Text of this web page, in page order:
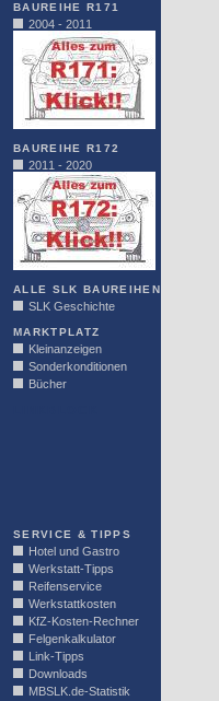
BAUREIHE R171
2004 - 2011
BAUREIHE R172
2011 - 2020
ALLE SLK BAUREIHEN
SLK Geschichte
MARKTPLATZ
Kleinanzeigen
Sonderkonditionen
Bücher
SERVICE & TIPPS
Hotel und Gastro
Werkstatt-Tipps
Reifenservice
Werkstattkosten
KfZ-Kosten-Rechner
Felgenkalkulator
Link-Tipps
Downloads
MBSLK.de-Statistik